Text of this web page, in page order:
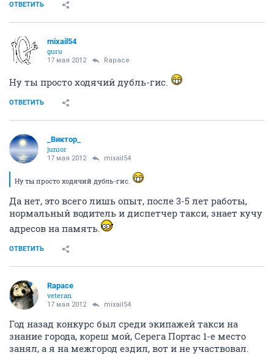
ОТВЕТИТЬ
mixail54
guru
17 мая 2012 Rapace
Ну ты просто ходячий дубль-гис.
ОТВЕТИТЬ
_Виктор_
juniоr
17 мая 2012 mixail54
Ну ты просто ходячий дубль-гис.
Да нет, это всего лишь опыт, после 3-5 лет работы,
нормальный водитель и диспетчер такси, знает кучу
адресов на память.
ОТВЕТИТЬ
Rapace
veteran
17 мая 2012 mixail54
Год назад конкурс был среди экипажей такси на
знание города, кореш мой, Серега Портас 1-е место
занял, а я на межгород ездил, вот и не участвовал.